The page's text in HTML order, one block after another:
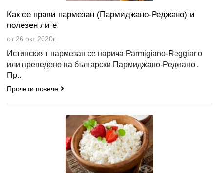
Как се прави пармезан (Пармиджано-Реджано) и
полезен ли е
от 26 окт 2020г.
Истинският пармезан се нарича Parmigiano-Reggiano
или преведено на български Пармиджано-Реджано .
Пр...
Прочети повече